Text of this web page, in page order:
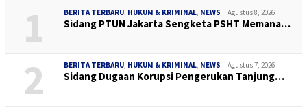
1 BERITA TERBARU, HUKUM & KRIMINAL, NEWS Agustus 8, 2026
Sidang PTUN Jakarta Sengketa PSHT Memana…
2 BERITA TERBARU, HUKUM & KRIMINAL, NEWS Agustus 7, 2026
Sidang Dugaan Korupsi Pengerukan Tanjung…